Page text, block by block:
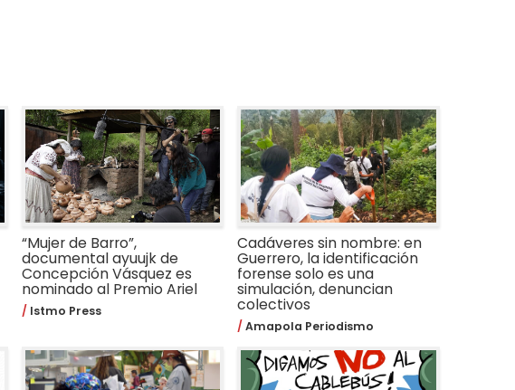
“Mujer de Barro”,
documental ayuujk de
Concepción Vásquez es
nominado al Premio Ariel
Istmo Press
Cadáveres sin nombre: en
Guerrero, la identificación
forense solo es una
simulación, denuncian
colectivos
Amapola Periodismo